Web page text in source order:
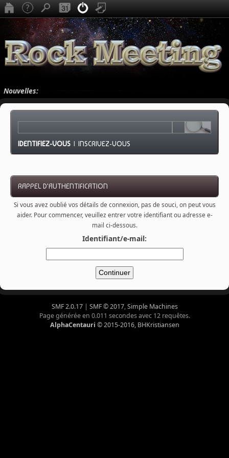
Nouvelles:
IDENTIFIEZ-VOUS |INSCRIVEZ-VOUS
RAPPEL D'AUTHENTIFICATION
Si vous avez oublié vos détails de connexion, pas de souci, on peut vous
aider. Pour commencer, veuillez entrer votre identifiant ou adresse e-
mail ci-dessous.
Identifiant/e-mail:
SMF 2.0.17| SMF © 2017,Simple Machines
Page générée en 0.011 secondes avec 12 requêtes.
AlphaCentauri © 2015-2016, BHKristiansen